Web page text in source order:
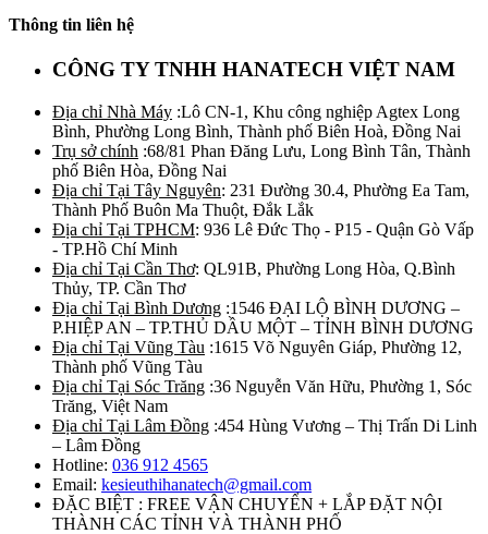
Thông tin liên hệ
CÔNG TY TNHH HANATECH VIỆT NAM
Địa chỉ Nhà Máy :Lô CN-1, Khu công nghiệp Agtex Long
Bình, Phường Long Bình, Thành phố Biên Hoà, Đồng Nai
Trụ sở chính :68/81 Phan Đăng Lưu, Long Bình Tân, Thành
phố Biên Hòa, Đồng Nai
Địa chỉ Tại Tây Nguyên: 231 Đường 30.4, Phường Ea Tam,
Thành Phố Buôn Ma Thuột, Đắk Lắk
Địa chỉ Tại TPHCM: 936 Lê Đức Thọ - P15 - Quận Gò Vấp
- TP.Hồ Chí Minh
Địa chỉ Tại Cần Thơ: QL91B, Phường Long Hòa, Q.Bình
Thủy, TP. Cần Thơ
Địa chỉ Tại Bình Dương :1546 ĐẠI LỘ BÌNH DƯƠNG –
P.HIỆP AN – TP.THỦ DẦU MỘT – TỈNH BÌNH DƯƠNG
Địa chỉ Tại Vũng Tàu :1615 Võ Nguyên Giáp, Phường 12,
Thành phố Vũng Tàu
Địa chỉ Tại Sóc Trăng :36 Nguyễn Văn Hữu, Phường 1, Sóc
Trăng, Việt Nam
Địa chỉ Tại Lâm Đồng :454 Hùng Vương – Thị Trấn Di Linh
– Lâm Đồng
Hotline: 036 912 4565
Email: kesieuthihanatech@gmail.com
ĐẶC BIỆT : FREE VẬN CHUYỂN + LẮP ĐẶT NỘI
THÀNH CÁC TỈNH VÀ THÀNH PHỐ